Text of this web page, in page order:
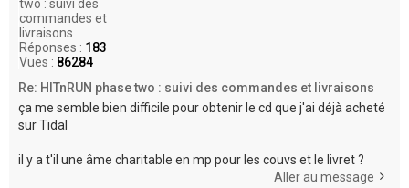
two : suivi des
commandes et
livraisons
Réponses : 183
Vues : 86284
Re: HITnRUN phase two : suivi des commandes et livraisons
ça me semble bien difficile pour obtenir le cd que j'ai déjà acheté
sur Tidal
il y a t'il une âme charitable en mp pour les couvs et le livret ?
Aller au message